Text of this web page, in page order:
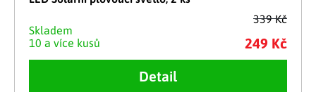
339 Kč
Skladem
10 a více kusů
249 Kč
Detail